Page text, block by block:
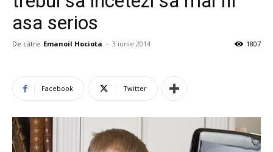
asa serios
De către Emanoil Hociota - 3 iunie 2014 1807
Facebook Twitter